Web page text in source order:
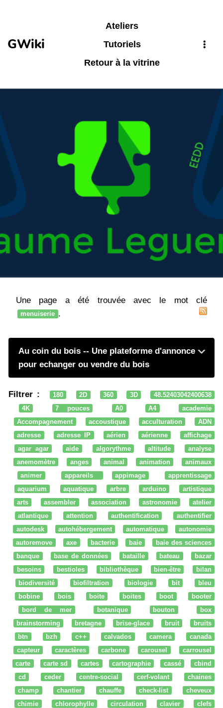
GWiki
Ateliers
Tutoriels
Retour à la vitrine
Une page a été trouvée avec le mot clé
menuiserie .
Au coin du bois -- Une plateforme d'annonce
pour echanger ou vendre du bois
Filtrer : 180 2D 360 3D
48.52403042400638
4K
7 pouces A0 A4
academie
Accompagnement
accoustique acculturation
ADN
adresse
adresse IP aérien aérienne
affichage
agar agar
aide algorythme altitude
analyse
anemomètre
anges animal animation
animaux
animer
appareils appimage
apprentissage
aquarium
aquatique arbre arduino
artistique
arts
assembler association astronomie
atelier
atlantique
attention authentification
authentifier
autodesk
autohébergement automatique
autonomie
autoremove
axe bacterie baie
baie des sciences
banque
base de données bataille bateau
bazar
besoins
bestioles bibliothèque bien-être
bilan
biodiversité
biofiltration biologie bit
bleu
bobine
bois boite boites boot
booter
bord de mer
botanique bouton
box
brainstorming
bretagne brise-glace bruit
bruits
btn
bzh c++ calvados camera
canada
capteur
caractères carbone carousel
carrousel
carte
carte sd cartes cartographie cassé
cbind
cd
ceder centre-social cerf-volant
chaines
champ
chantier chauffe check-list
cheveux
chimie
chlorophylle circulation clavier
clefs